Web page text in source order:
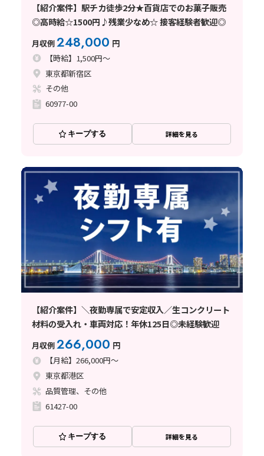
【紹介案件】駅チカ徒歩2分★百貨店でのお菓子販売
◎高時給☆1500円♪残業少なめ☆ 接客経験者歓迎◎
月収例248,000 円
【時給】1,500円～
東京都新宿区
その他
60977-00
キープする 詳細を見る
【紹介案件】＼夜勤専属で安定収入／生コンクリート
材料の受入れ・車両対応！年休125日◎未経験歓迎
月収例266,000 円
【月給】266,000円～
東京都港区
品質管理、その他
61427-00
キープする 詳細を見る